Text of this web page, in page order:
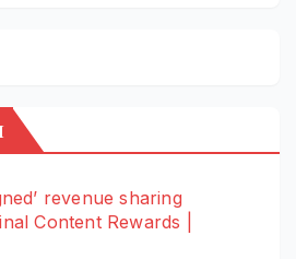
revenue sharing
Content Rewards |